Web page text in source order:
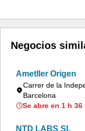
Negocios
Ametller Origen
Carrer de la
Barcelona
Se abre en 1 h 36
NTD LABS SL